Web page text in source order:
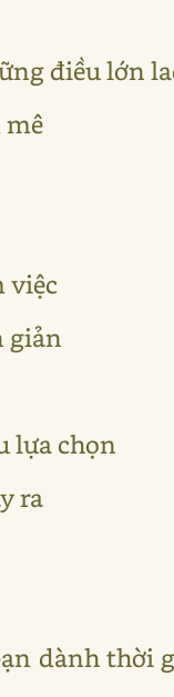
điều lớn
mê
việc
giản
lựa chọn
ra
dành thời